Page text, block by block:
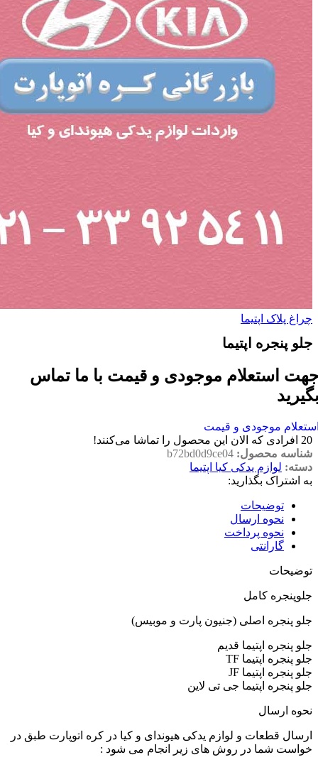
چراغ پلاک اپتیما
جلو پنجره اپتیما
استعلام موجودی و قیمت با ما تماس
موجودی و قیمت
20 افرادی که الان این محصول را تماشا می‌کنند!
شناسه محصول: b72bd0d9ce04
دسته: لوازم یدکی کیا اپتیما
به اشتراک بگذارید:
توضیحات
نحوه ارسال
نحوه پرداخت
گارانتی
توضیحات
جلوپنجره کامل
جلو پنجره اصلی (جنیون پارت و موبیس)
جلو پنجره اپتیما قدیم
جلو پنجره اپتیما TF
جلو پنجره اپتیما JF
جلو پنجره اپتیما جی تی لاین
نحوه ارسال
ارسال قطعات و لوازم یدکی هیوندای و کیا در کره اتوپارت طبق در
خواست شما در روش های زیر انجام می شود :